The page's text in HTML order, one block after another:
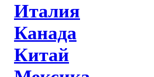
Италия
Канада
Китай